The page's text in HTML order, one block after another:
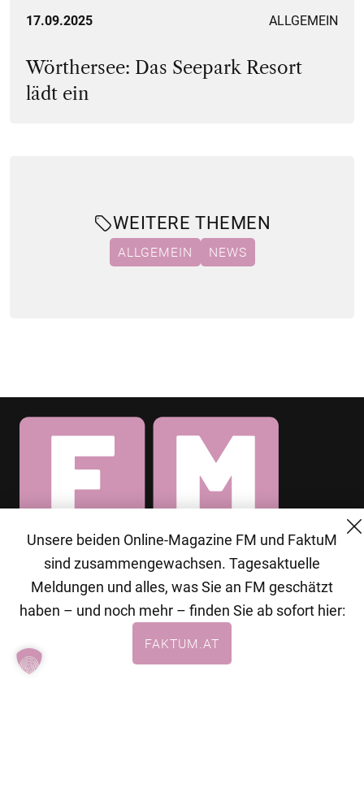
17.09.2025 ALLGEMEIN
Wörthersee: Das Seepark Resort
lädt ein
WEITERE THEMEN
ALLGEMEIN NEWS
© 2026 MG Mediengruppe GmbH
MG Mediengruppe GmbH
Burgring 1/7
1010 Wien
+43 (1) 522 14 14
Unsere beiden Online-Magazine FM und FaktuM
sind zusammengewachsen. Tagesaktuelle
Meldungen und alles, was Sie an FM geschätzt
haben – und noch mehr – finden Sie ab sofort hier:
FAKTUM.AT